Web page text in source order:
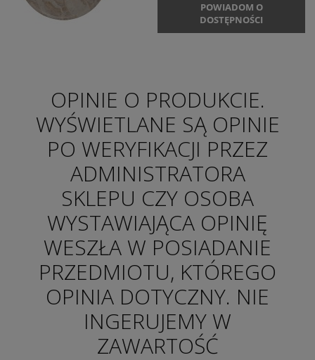
POWIADOM O
DOSTĘPNOŚCI
OPINIE O PRODUKCIE.
WYŚWIETLANE SĄ OPINIE
PO WERYFIKACJI PRZEZ
ADMINISTRATORA
SKLEPU CZY OSOBA
WYSTAWIAJĄCA OPINIĘ
WESZŁA W POSIADANIE
PRZEDMIOTU, KTÓREGO
OPINIA DOTYCZNY. NIE
INGERUJEMY W
ZAWARTOŚĆ